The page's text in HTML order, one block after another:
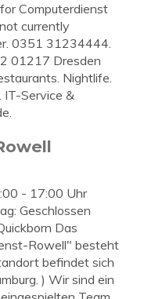
Computerdienst
currently
0351 31234444.
01217 Dresden
Nightlife.
IT-Service &
- 17:00 Uhr
Geschlossen
Das
Rowell" besteht
befindet sich
) Wir sind ein